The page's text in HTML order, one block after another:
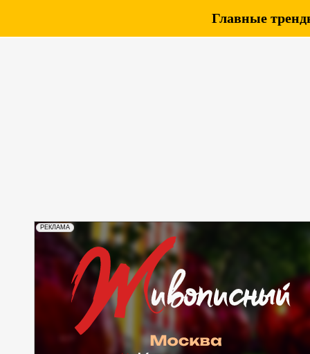
РЕКЛАМА
Главные